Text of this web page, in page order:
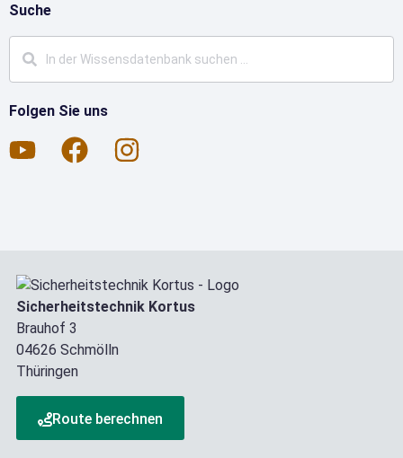
Suche
Folgen Sie uns
Sicherheitstechnik Kortus
Brauhof 3
04626 Schmölln
Thüringen
Route berechnen